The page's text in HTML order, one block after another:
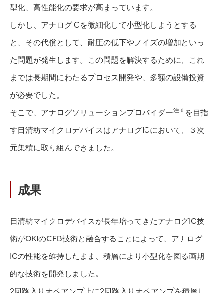
型化、高性能化の要求が高まっています。
しかし、アナログICを微細化して小型化しようとする
と、その代償として、耐圧の低下やノイズの増加といっ
た問題が発生します。この問題を解決するために、これ
までは長期間にわたるプロセス開発や、多額の設備投資
が必要でした。
そこで、アナログソリューションプロバイダー注６ を目指
す日清紡マイクロデバイスはアナログICにおいて、３次
元集積に取り組んできました。
成果
日清紡マイクロデバイスが長年培ってきたアナログIC技
術がOKIのCFB技術と融合することによって、アナログ
ICの性能を維持したまま、積層により小型化を図る画期
的な技術を開発しました。
2回路入りオペアンプ上に2回路入りオペアンプを積層し